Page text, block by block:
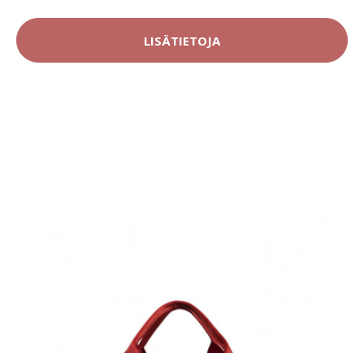
LISÄTIETOJA